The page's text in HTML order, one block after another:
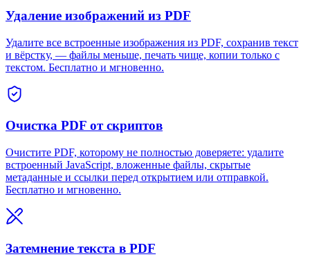
Удаление изображений из PDF
Удалите все встроенные изображения из PDF, сохранив текст
и вёрстку, — файлы меньше, печать чище, копии только с
текстом. Бесплатно и мгновенно.
Очистка PDF от скриптов
Очистите PDF, которому не полностью доверяете: удалите
встроенный JavaScript, вложенные файлы, скрытые
метаданные и ссылки перед открытием или отправкой.
Бесплатно и мгновенно.
Затемнение текста в PDF